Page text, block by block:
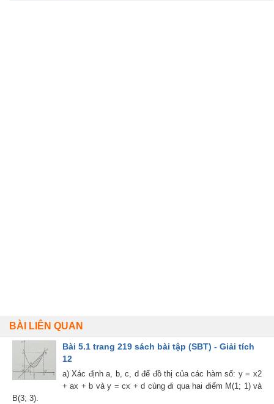
BÀI LIÊN QUAN
Bài 5.1 trang 219 sách bài tập (SBT) - Giải tích
12
a) Xác định a, b, c, d để đồ thị của các hàm số: y = x2
+ ax + b và y = cx + d cùng đi qua hai điểm M(1; 1) và
B(3; 3).